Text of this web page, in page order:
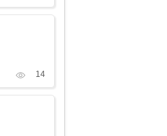
14